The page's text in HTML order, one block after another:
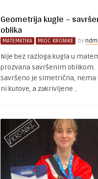
Geometrija kugle –
oblika
MATEMATIKA MIOC KRONIKE by
Nije bez razloga kugla u
prozvana savršenim oblikom.
Savršeno je simetrična, nema
ni kutove, a zakrivljene ..